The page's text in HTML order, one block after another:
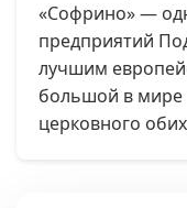
«Софрино» —
предприятий
лучшим
большой в мире
церковного